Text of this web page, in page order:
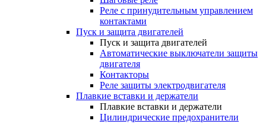
Реле с принудительным управлением
контактами
Пуск и защита двигателей
Пуск и защита двигателей
Автоматические выключатели защиты
двигателя
Контакторы
Реле защиты электродвигателя
Плавкие вставки и держатели
Плавкие вставки и держатели
Цилиндрические предохранители